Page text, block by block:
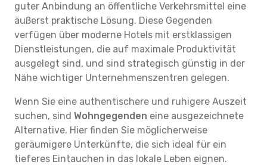
guter Anbindung an öffentliche Verkehrsmittel eine
äußerst praktische Lösung. Diese Gegenden
verfügen über moderne Hotels mit erstklassigen
Dienstleistungen, die auf maximale Produktivität
ausgelegt sind, und sind strategisch günstig in der
Nähe wichtiger Unternehmenszentren gelegen.
Wenn Sie eine authentischere und ruhigere Auszeit
suchen, sind Wohngegenden eine ausgezeichnete
Alternative. Hier finden Sie möglicherweise
geräumigere Unterkünfte, die sich ideal für ein
tieferes Eintauchen in das lokale Leben eignen.